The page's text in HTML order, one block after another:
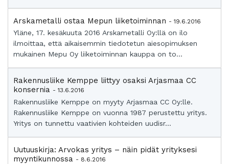
Arskametalli ostaa Mepun liiketoiminnan - 19.6.2016
Yläne, 17. kesäkuuta 2016 Arskametalli Oy:llä on ilo
ilmoittaa, että aikaisemmin tiedotetun aiesopimuksen
mukainen Mepu Oy liiketoiminnan kauppa on to...
Rakennusliike Kemppe liittyy osaksi Arjasmaa CC
konsernia - 13.6.2016
Rakennusliike Kemppe on myyty Arjasmaa CC Oy:lle.
Rakennusliike Kemppe on vuonna 1987 perustettu yritys.
Yritys on tunnettu vaativien kohteiden uudisr...
Uutuuskirja: Arvokas yritys – näin pidät yrityksesi
myyntikunnossa - 8.6.2016